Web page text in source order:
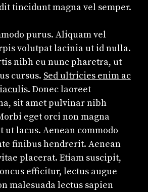
tincidunt magna vel semper.
purus. Aliquam vel
volutpat lacinia ut id nulla.
nibh eu nunc pharetra, ut
cursus. Sed ultricies enim ac
. Donec laoreet
sit amet pulvinar nibh
eget orci non magna
lacus. Aenean commodo
finibus hendrerit. Aenean
placerat. Etiam suscipit,
efficitur, lectus augue
malesuada lectus sapien